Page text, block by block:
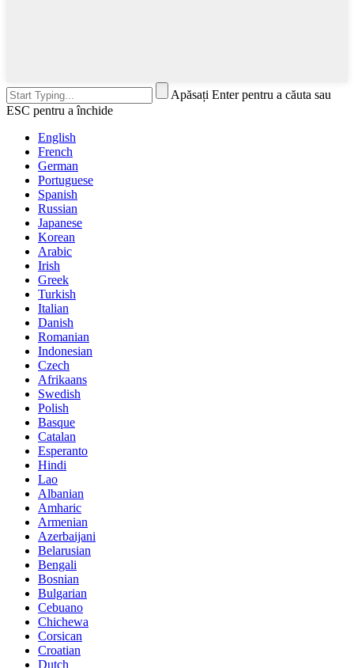
Apăsați Enter pentru a căuta sau
ESC pentru a închide
English
French
German
Portuguese
Spanish
Russian
Japanese
Korean
Arabic
Irish
Greek
Turkish
Italian
Danish
Romanian
Indonesian
Czech
Afrikaans
Swedish
Polish
Basque
Catalan
Esperanto
Hindi
Lao
Albanian
Amharic
Armenian
Azerbaijani
Belarusian
Bengali
Bosnian
Bulgarian
Cebuano
Chichewa
Corsican
Croatian
Dutch